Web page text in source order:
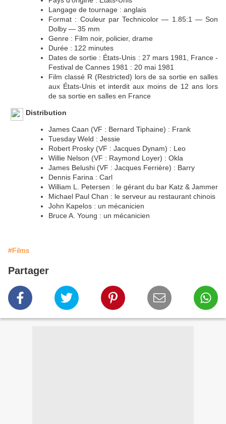
Langage de tournage : anglais
Format : Couleur par Technicolor — 1.85:1 — Son
Dolby — 35 mm
Genre : Film noir, policier, drame
Durée : 122 minutes
Dates de sortie : États-Unis : 27 mars 1981, France -
Festival de Cannes 1981 : 20 mai 1981
Film classé R (Restricted) lors de sa sortie en salles
aux États-Unis et interdit aux moins de 12 ans lors
de sa sortie en salles en France
Distribution
James Caan (VF : Bernard Tiphaine) : Frank
Tuesday Weld : Jessie
Robert Prosky (VF : Jacques Dynam) : Leo
Willie Nelson (VF : Raymond Loyer) : Okla
James Belushi (VF : Jacques Ferrière) : Barry
Dennis Farina : Carl
William L. Petersen : le gérant du bar Katz & Jammer
Michael Paul Chan : le serveur au restaurant chinois
John Kapelos : un mécanicien
Bruce A. Young : un mécanicien
#Films
Partager